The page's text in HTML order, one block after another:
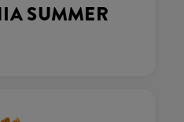
SUMMER